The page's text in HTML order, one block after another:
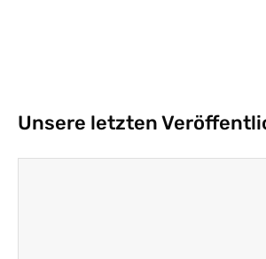
Unsere letzten